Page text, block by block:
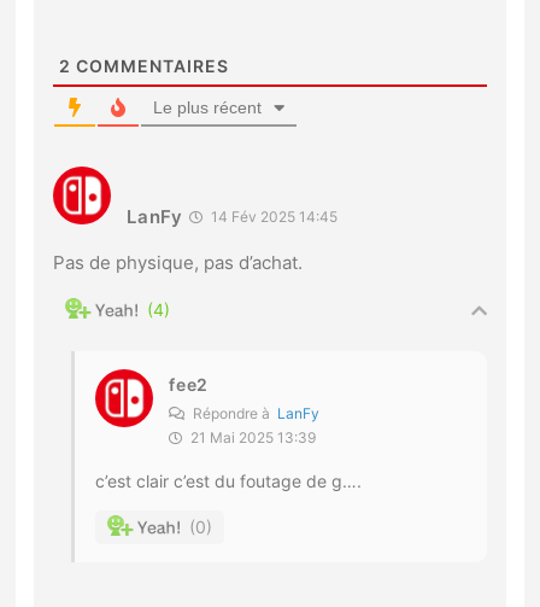
2 COMMENTAIRES
Le plus récent
LanFy 14 Fév 2025 14:45
Pas de physique, pas d’achat.
4
fee2
Répondre à LanFy
21 Mai 2025 13:39
c’est clair c’est du foutage de g….
0